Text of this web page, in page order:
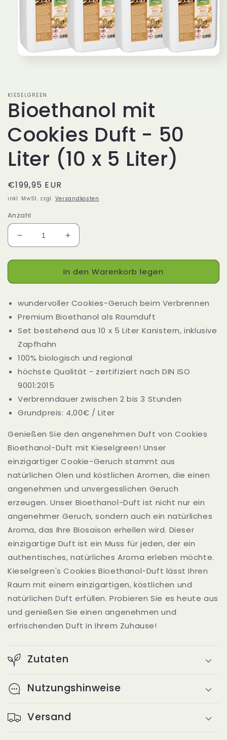
KIESELGREEN
Bioethanol mit
Cookies Duft - 50
Liter (10 x 5 Liter)
Normaler
Preis
€199,95 EUR
inkl. MwSt. zzgl. Versandkosten
Anzahl
Verringere
die
Menge
Bioethanol
Cookies
Duft
50
Liter
(10
Liter)
Erhöhe
die
Menge
für
Bioethanol
Cookies
Duft
50
(10
x
In den Warenkorb legen
wundervoller Cookies-Geruch beim Verbrennen
Premium Bioethanol als Raumduft
Set bestehend aus 10 x 5 Liter Kanistern, inklusive
Zapfhahn
100% biologisch und regional
höchste Qualität - zertifiziert nach DIN ISO
9001:2015
Verbrenndauer zwischen 2 bis 3 Stunden
Grundpreis: 4,00€ / Liter
Genießen Sie den angenehmen Duft von Cookies
Bioethanol-Duft mit Kieselgreen! Unser
einzigartiger Cookie-Geruch stammt aus
natürlichen Ölen und köstlichen Aromen, die einen
angenehmen und unvergesslichen Geruch
erzeugen. Unser Bioethanol-Duft ist nicht nur ein
angenehmer Geruch, sondern auch ein natürliches
Aroma, das Ihre Biosaison erhellen wird. Dieser
einzigartige Duft ist ein Muss für jeden, der ein
authentisches, natürliches Aroma erleben möchte.
Kieselgreen's Cookies Bioethanol-Duft lässt Ihren
Raum mit einem einzigartigen, köstlichen und
natürlichen Duft erfüllen. Probieren Sie es heute aus
und genießen Sie einen angenehmen und
erfrischenden Duft in Ihrem Zuhause!
Zutaten
Nutzungshinweise
Versand